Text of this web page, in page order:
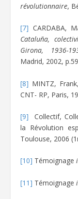
révolutionnaire,
[7] CARDABA,
Cataluña,
Girona, 1936-
Madrid, 2002,
[8] MINTZ, Frank,
CNT- RP, Paris,
[9] Collectif,
la Révolution
Toulouse, 2006
[10] Témoignage
[11] Témoignage